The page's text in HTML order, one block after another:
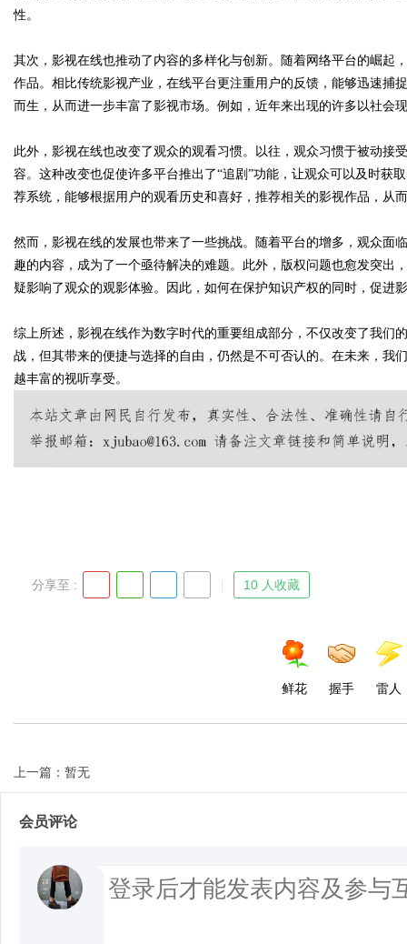
ar
d
性。
其次，影视在线也推动了内容的多样化与创新。随着网络平台的崛起
作品。相比传统影视产业，在线平台更注重用户的反馈，能够迅速捕
而生，从而进一步丰富了影视市场。例如，近年来出现的许多以社会
此外，影视在线也改变了观众的观看习惯。以往，观众习惯于被动接
容。这种改变也促使许多平台推出了“追剧”功能，让观众可以及时获
荐系统，能够根据用户的观看历史和喜好，推荐相关的影视作品，从
然而，影视在线的发展也带来了一些挑战。随着平台的增多，观众面
趣的内容，成为了一个亟待解决的难题。此外，版权问题也愈发突出
疑影响了观众的观影体验。因此，如何在保护知识产权的同时，促进
综上所述，影视在线作为数字时代的重要组成部分，不仅改变了我们
战，但其带来的便捷与选择的自由，仍然是不可否认的。在未来，我
越丰富的视听享受。
分享至 : 10 人收藏
鲜花 握手 雷人
上一篇：暂无
会员评论